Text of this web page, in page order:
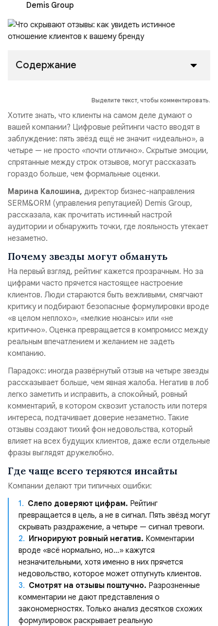
Demis Group
Содержание
Выделите текст, чтобы комментировать.
Хотите знать, что клиенты на самом деле думают о
вашей компании? Цифровые рейтинги часто вводят в
заблуждение: пять звёзд ещё не значит «идеально», а
четыре — не просто «почти отлично». Скрытые эмоции,
спрятанные между строк отзывов, могут рассказать
гораздо больше, чем формальные оценки.
Марина Калошина, директор бизнес-направления
SERM&ORM (управления репутацией) Demis Group,
рассказала, как прочитать истинный настрой
аудитории и обнаружить точки, где лояльность утекает
незаметно.
Почему звезды могут обмануть
На первый взгляд, рейтинг кажется прозрачным. Но за
цифрами часто прячется настоящее настроение
клиентов. Люди стараются быть вежливыми, смягчают
критику и подбирают безопасные формулировки вроде
«в целом неплохо», «мелкие нюансы» или «не
критично». Оценка превращается в компромисс между
реальным впечатлением и желанием не задеть
компанию.
Парадокс: иногда развёрнутый отзыв на четыре звезды
рассказывает больше, чем явная жалоба. Негатив в лоб
легко заметить и исправить, а спокойный, ровный
комментарий, в котором сквозит усталость или потеря
интереса, подтачивает доверие незаметно. Такие
отзывы создают тихий фон недовольства, который
влияет на всех будущих клиентов, даже если отдельные
фразы выглядят дружелюбно.
Где чаще всего теряются инсайты
Компании делают три типичных ошибки:
Слепо доверяют цифрам. Рейтинг
превращается в цель, а не в сигнал. Пять звёзд могут
скрывать раздражение, а четыре — сигнал тревоги.
Игнорируют ровный негатив. Комментарии
вроде «всё нормально, но…» кажутся
незначительными, хотя именно в них прячется
недовольство, которое может отпугнуть клиентов.
Смотрят на отзывы поштучно. Разрозненные
комментарии не дают представления о
закономерностях. Только анализ десятков схожих
формулировок раскрывает реальную